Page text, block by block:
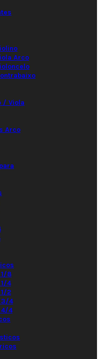
Arco
/ Viola
Arco
8
4
2
3/4
4/4